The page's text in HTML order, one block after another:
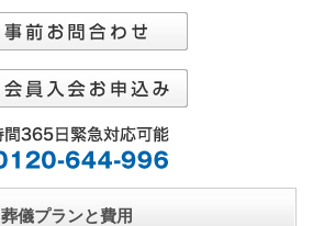
葬儀プランと費用